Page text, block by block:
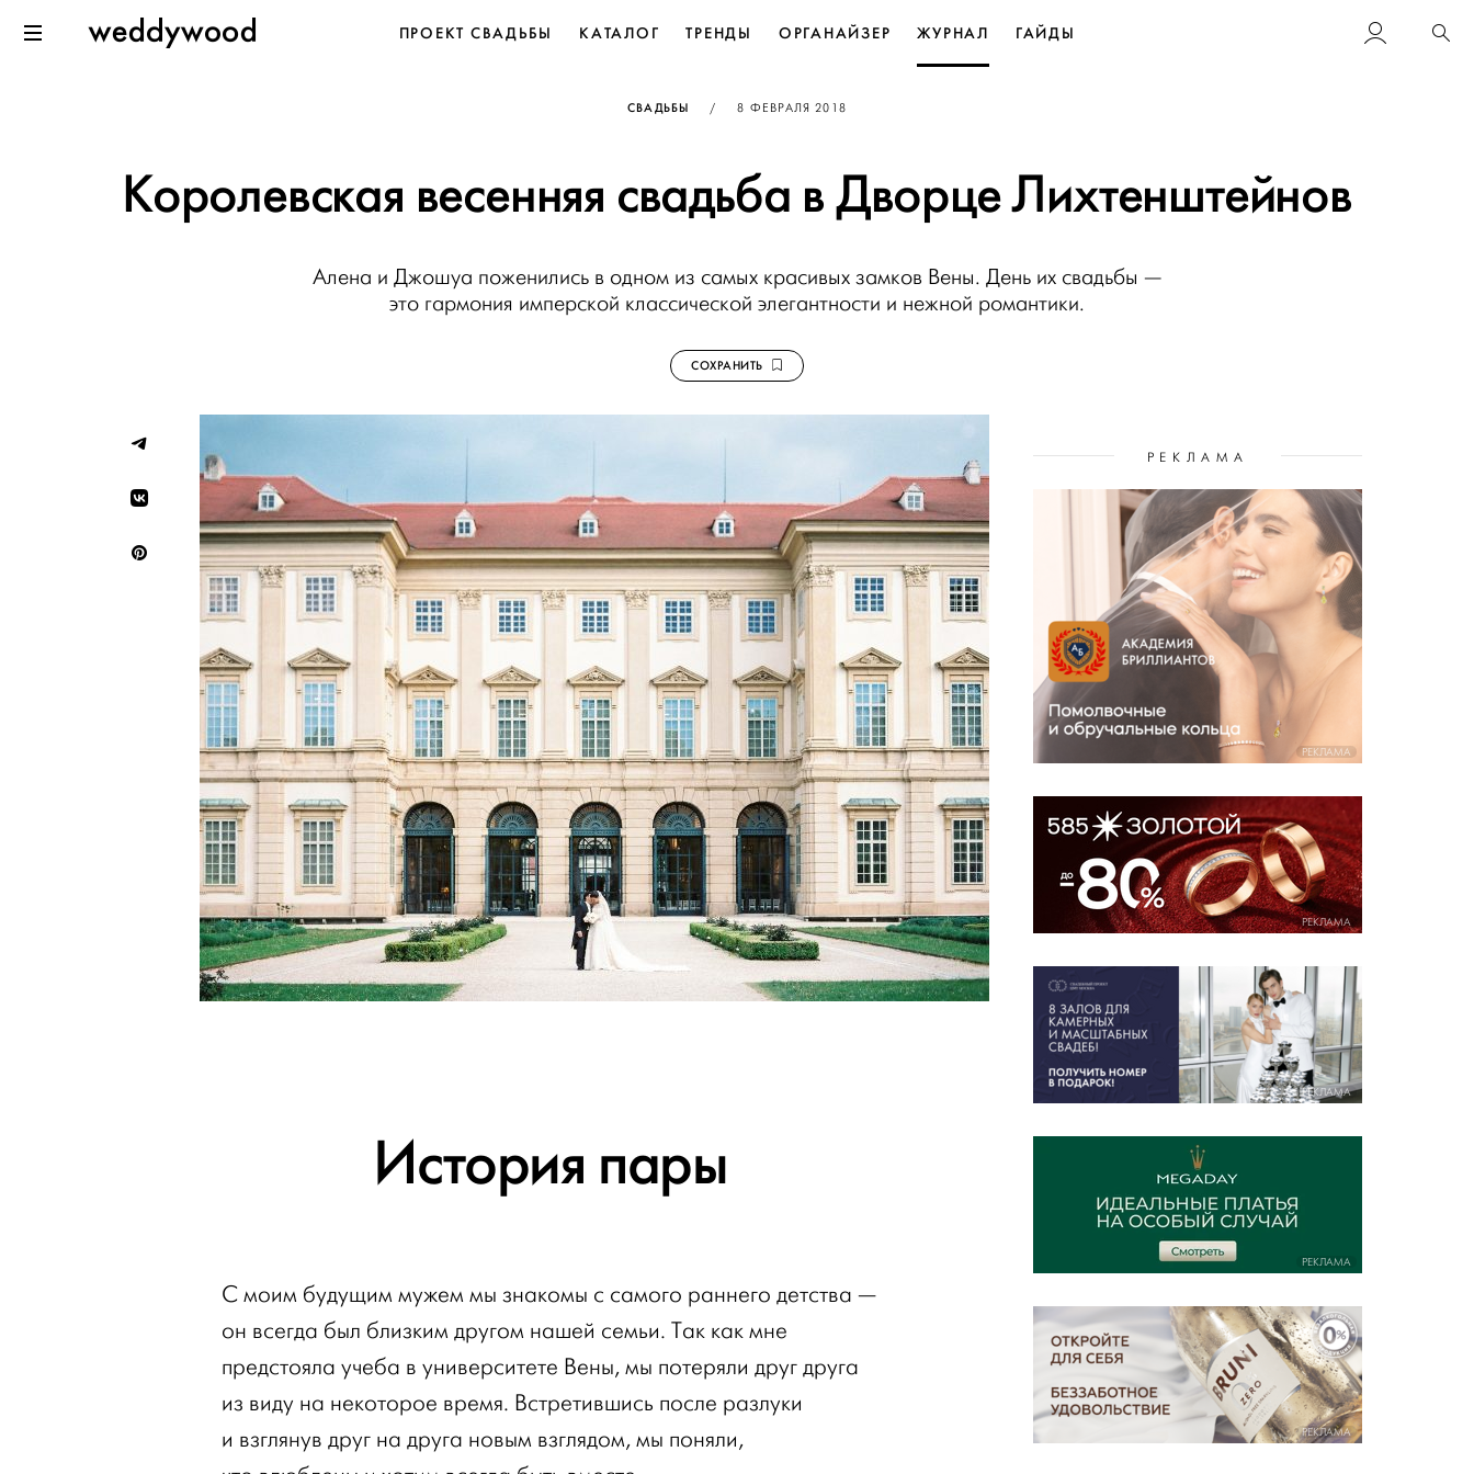
к содержанию
WeddywoodПРОЕКТ СВАДЬБЫ КАТАЛОГ ТРЕНДЫ ОРГАНАЙЗЕР ЖУРНАЛ ГАЙДЫ
СВАДЬБЫ / ОПУБЛИКОВАНО
8 ФЕВРАЛЯ 2018
Королевская весенняя свадьба в Дворце Лихтенштейнов
Алена и Джошуа поженились в одном из самых красивых замков Вены. День их свадьбы —
это гармония имперской классической элегантности и нежной романтики.
СОХРАНИТЬ
История пары
С моим будущим мужем мы знакомы с самого раннего детства —
он всегда был близким другом нашей семьи. Так как мне
предстояла учеба в университете Вены, мы потеряли друг друга
из виду на некоторое время. Встретившись после разлуки
и взглянув друг на друга новым взглядом, мы поняли,
РЕКЛАМА
РЕКЛАМА
РЕКЛАМА
РЕКЛАМА
РЕКЛАМА
РЕКЛАМА